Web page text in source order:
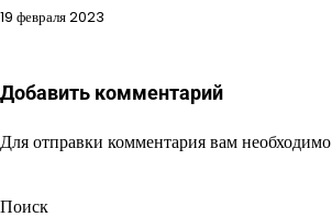
19 февраля 2023
Добавить комментарий
Для отправки комментария вам необходимо
Поиск